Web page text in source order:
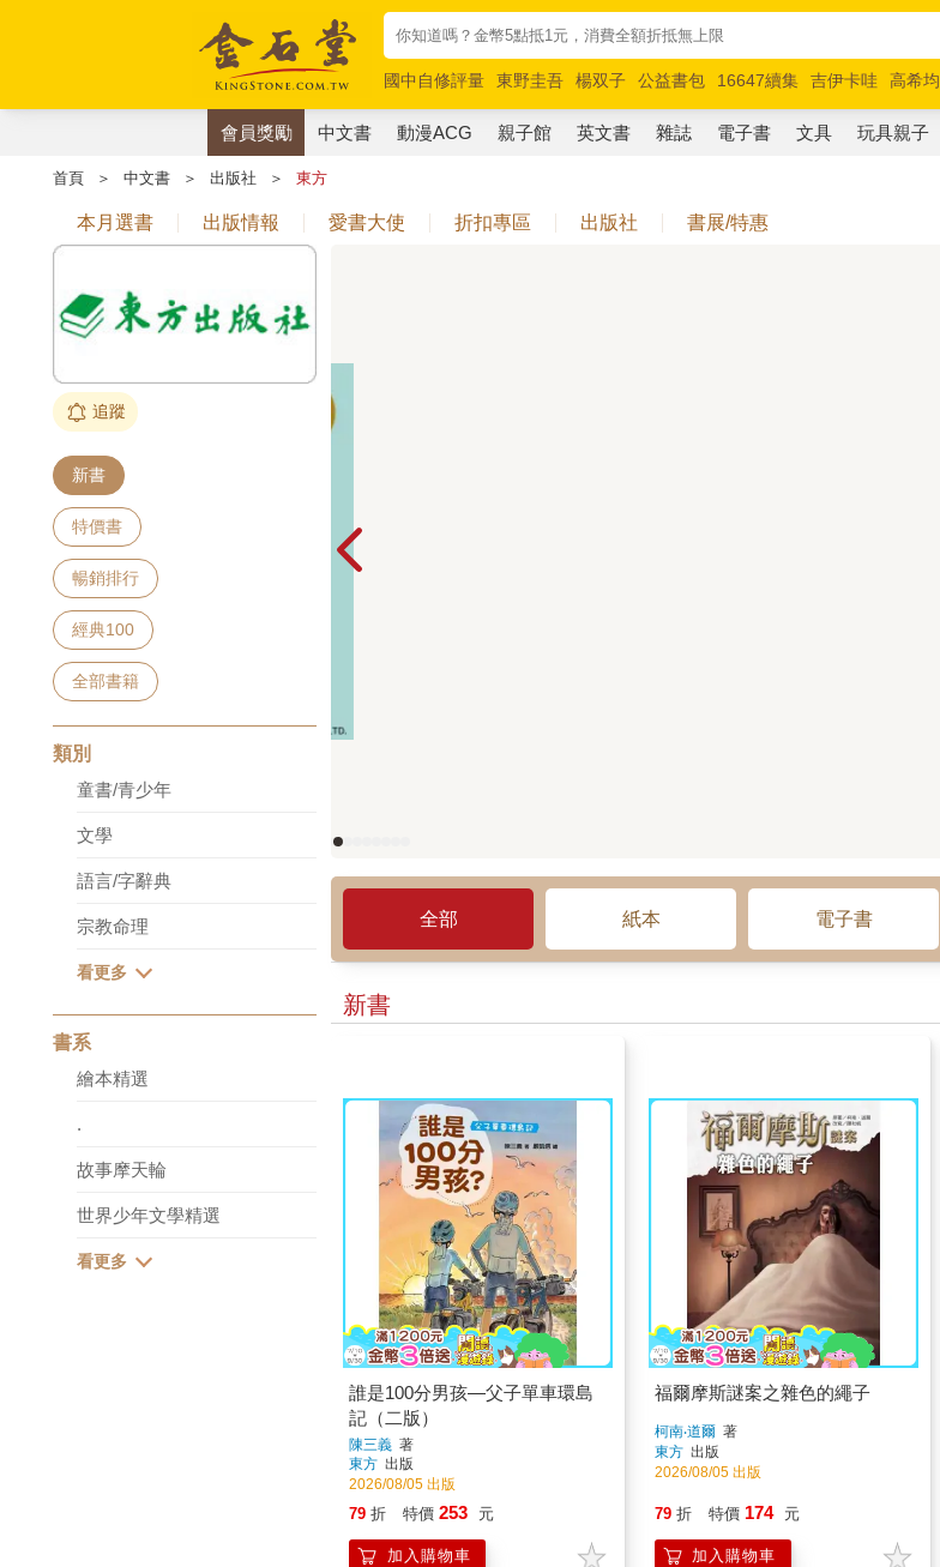
國中自修評量 東野圭吾 楊双子 公益書包 16647續集 吉伊卡哇 高希均
唯紅花綻放
奧德賽 路邊攤新作 馬斯克 玩具總動員5 超慢跑
會員獎勵 中文書 動漫ACG 親子館 英文書 雜誌 電子書 文具 玩具親子
首頁 ＞ 中文書 ＞ 出版社 ＞ 東方
本月選書 出版情報 愛書大使 折扣專區 出版社 書展/特惠
追蹤
新書
特價書
暢銷排行
經典100
全部書籍
類別
童書/青少年
文學
語言/字辭典
宗教命理
書系
繪本精選
.
故事摩天輪
世界少年文學精選
全部 紙本 電子書
新書
誰是100分男孩—父子單車環島
記（二版）
陳三義 著
東方 出版
2026/08/05 出版
79 折 特價 253 元
加入購物車
福爾摩斯謎案之雜色的繩子
柯南‧道爾 著
東方 出版
2026/08/05 出版
79 折 特價 174 元
加入購物車